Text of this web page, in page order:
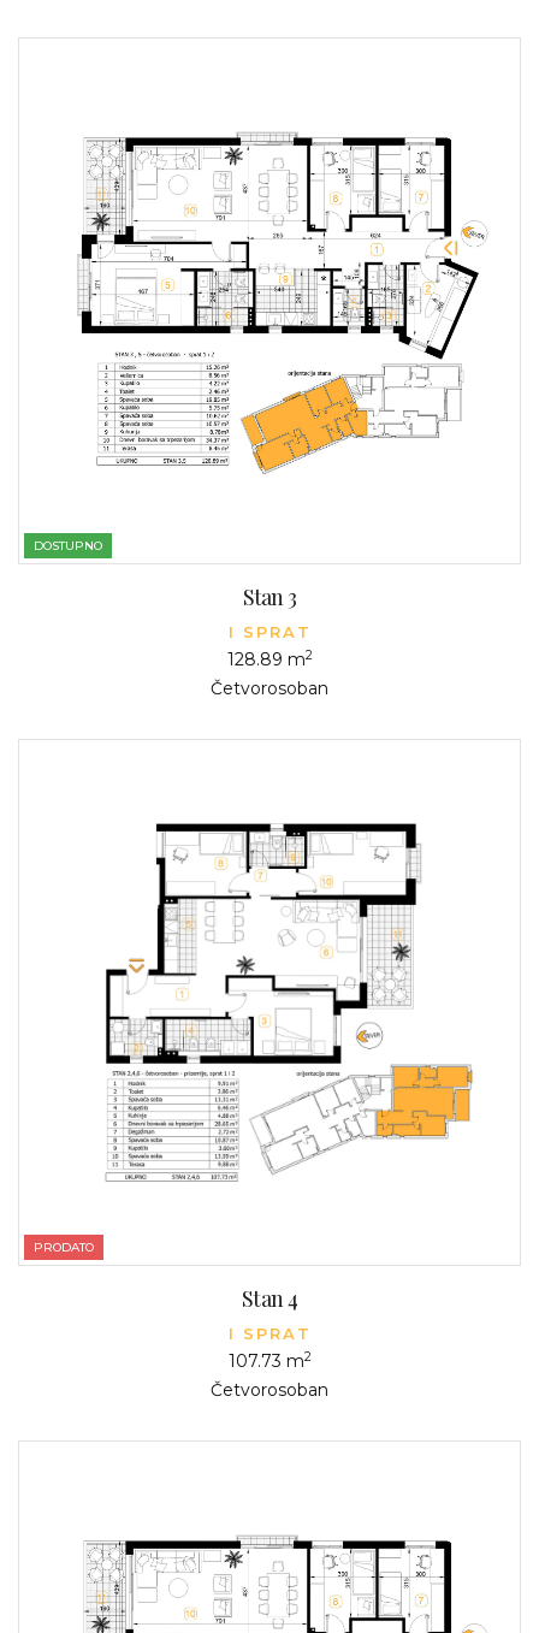
DOSTUPNO
Stan 3
I SPRAT
128.89 m2
Četvorosoban
PRODATO
Stan 4
I SPRAT
107.73 m2
Četvorosoban